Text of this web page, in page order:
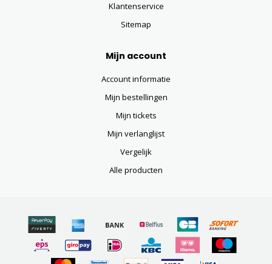
Klantenservice
Sitemap
Mijn account
Account informatie
Mijn bestellingen
Mijn tickets
Mijn verlanglijst
Vergelijk
Alle producten